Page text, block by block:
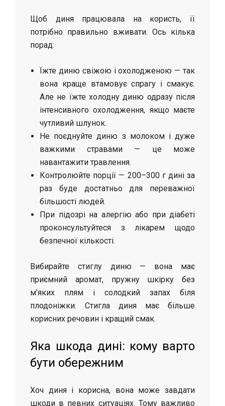
Щоб диня працювала на користь, її
потрібно правильно вживати. Ось кілька
порад:
Їжте диню свіжою і охолодженою — так
вона краще втамовує спрагу і смакує.
Але не їжте холодну диню одразу після
інтенсивного охолодження, якщо маєте
чутливий шлунок.
Не поєднуйте диню з молоком і дуже
важкими стравами — це може
навантажити травлення.
Контролюйте порції — 200–300 г дині за
раз буде достатньо для переважної
більшості людей.
При підозрі на алергію або при діабеті
проконсультуйтеся з лікарем щодо
безпечної кількості.
Вибирайте стиглу диню — вона має
приємний аромат, пружну шкірку без
м’яких плям і солодкий запах біля
плодоніжки. Стигла диня має більше
корисних речовин і кращий смак.
Яка шкода дині: кому варто
бути обережним
Хоч диня і корисна, вона може завдати
шкоди в певних ситуаціях. Тому важливо